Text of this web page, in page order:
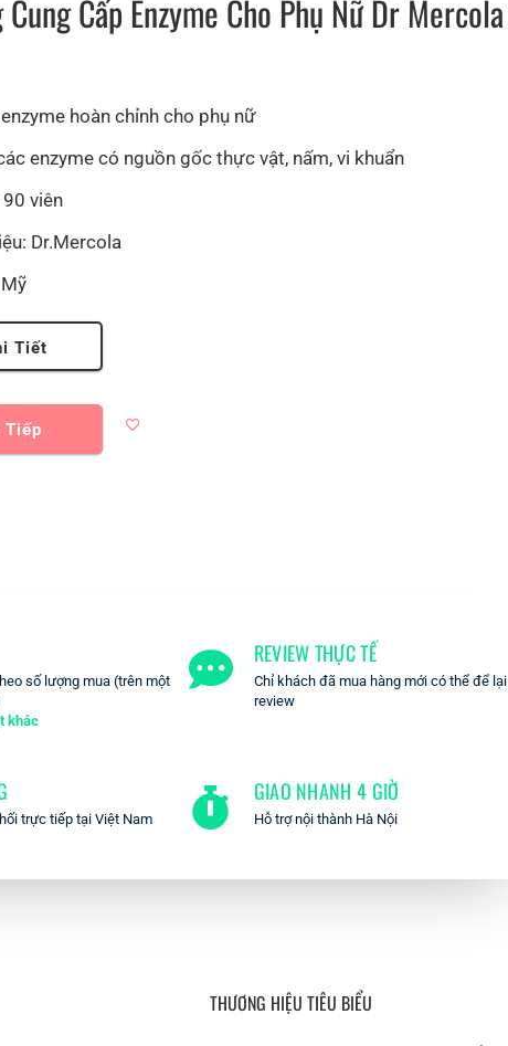
Cấp Enzyme Cho Phụ Nữ Dr Mercola
hoàn chỉnh cho phụ nữ
enzyme có nguồn gốc thực vật, nấm, vi khuẩn
90 viên
Dr.Mercola
Tiết
Tiếp
số lượng mua (trên một
khác
REVIEW THỰC TẾ
Chỉ khách đã mua hàng mới có thể để lại
review
trực tiếp tại Việt Nam
GIAO NHANH 4 GIỜ
Hỗ trợ nội thành Hà Nội
THƯƠNG HIỆU TIÊU BIỂU